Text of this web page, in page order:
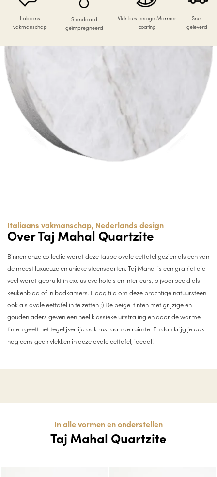
Italiaans
vakmanschap
Standaard
geïmpregneerd
Vlek bestendige Marmer
coating
Snel
geleverd
Italiaans vakmanschap, Nederlands design
Over Taj Mahal Quartzite
Binnen onze collectie wordt deze taupe ovale eettafel gezien als een van
de meest luxueuze en unieke steensoorten. Taj Mahal is een graniet die
veel wordt gebruikt in exclusieve hotels en interieurs, bijvoorbeeld als
keukenblad of in badkamers. Hoog tijd om deze prachtige natuursteen
ook als ovale eettafel in te zetten ;) De beige-tinten met grijzige en
gouden aders geven een heel klassieke uitstraling en door de warme
tinten geeft het tegelijkertijd ook rust aan de ruimte. En dan krijg je ook
nog eens geen vlekken in deze ovale eettafel, ideaal!
In alle vormen en onderstellen
Taj Mahal Quartzite